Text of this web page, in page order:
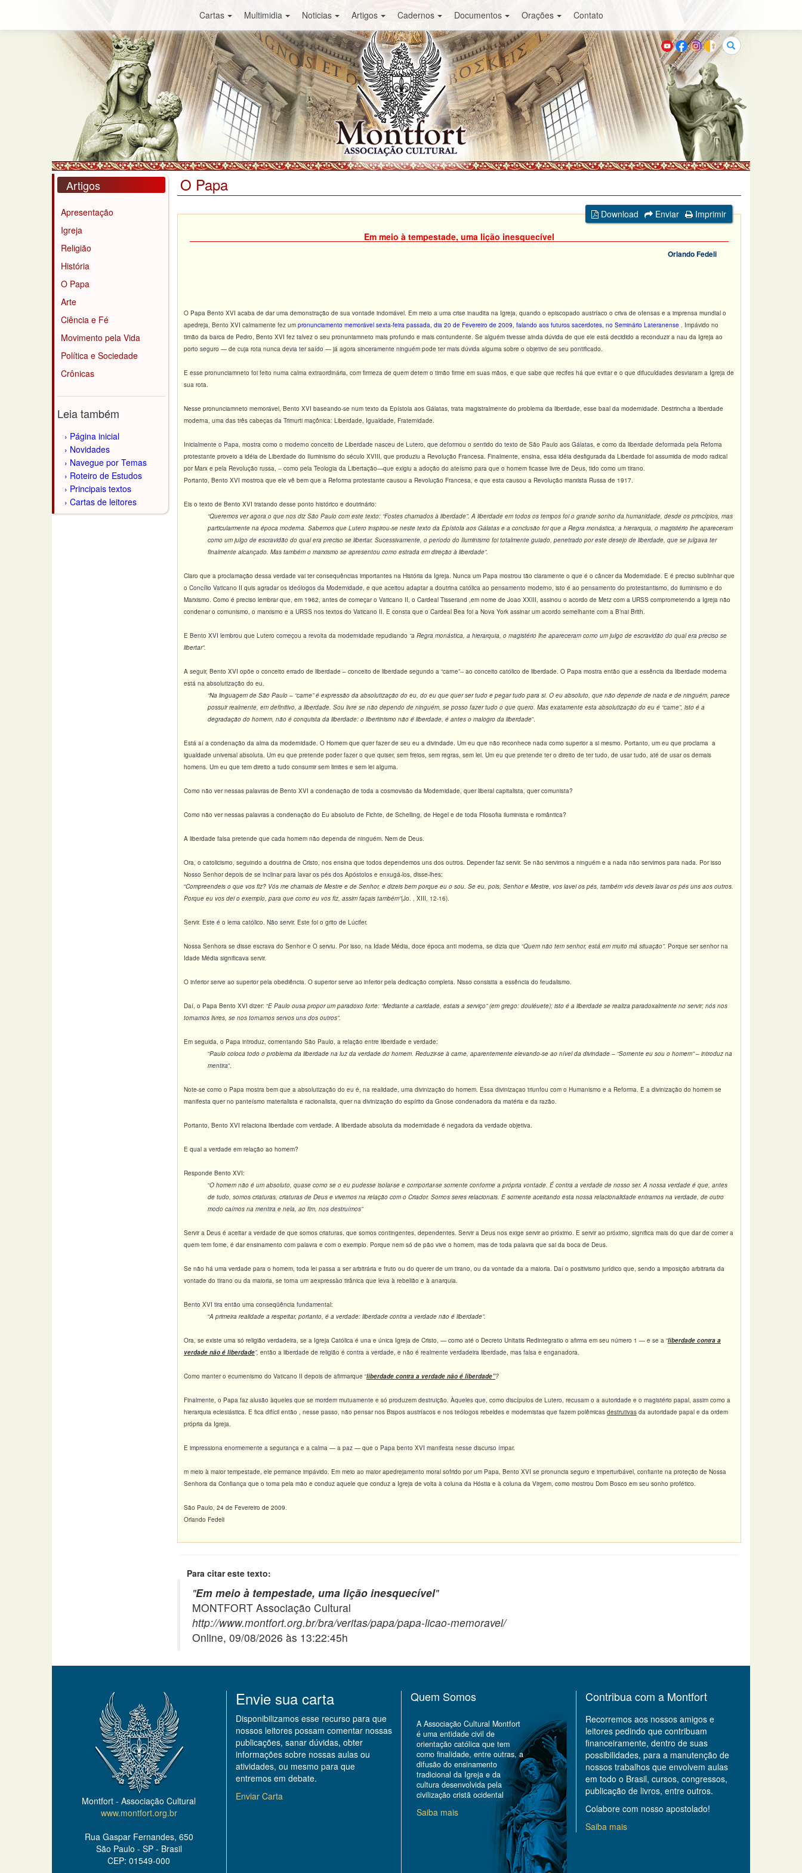
Cartas Multimidia Noticias Artigos Cadernos Documentos Orações Contato
Buscar
Artigos
Apresentação
Igreja
Religião
História
O Papa
Arte
Ciência e Fé
Movimento pela Vida
Política e Sociedade
Crônicas
Leia também
Página inicial
Novidades
Navegue por Temas
Roteiro de Estudos
Principais textos
Cartas de leitores
O Papa
Download Enviar
Imprimir
Em meio à tempestade, uma lição inesquecível
Orlando Fedeli
O Papa Bento XVI acaba de dar uma demonstração de sua vontade indomável. Em meio a uma crise inaudita na Igreja, quando o episcopado austríaco o criva de ofensas e a imprensa mundial o
apedreja, Bento XVI calmamente fez um pronunciamento memorável sexta-feira passada, dia 20 de Fevereiro de 2009, falando aos futuros sacerdotes, no Seminário Lateranense . Impávido no
timão da barca de Pedro, Bento XVI fez talvez o seu pronuniamneto mais profundo e mais contundente. Se alguém tivesse ainda dúvida de que ele está decidido a reconduzir a nau da Igreja ao
porto seguro — de cuja rota nunca devia ter saído — já agora sinceramente ninguém pode ter mais dúvida alguma sobre o objetivo de seu pontificado.
E esse pronunciamneto foi feito numa calma extraordinária, com firmeza de quem detem o timão firme em suas mãos, e que sabe que recifes há que evitar e o que difuculdades desviaram a Igreja de
sua rota.
Nesse pronunciamneto memorável, Bento XVI baseando-se num texto da Epístola aos Gálatas, trata magistralmente do problema da liberdade, esse baal da modernidade. Destrincha a liberdade
moderna, uma das três cabeças da Trimurti maçônica: Liberdade, Igualdade, Fraternidade.
Inicialmente o Papa, mostra como o moderno conceito de Liberdade nasceu de Lutero, que deformou o sentido do texto de São Paulo aos Gálatas, e como da liberdade deformada pela Refoma
protestante proveio a idéia de Liberdade do Iluminismo do século XVIII, que produziu a Revolução Francesa. Finalmente, ensina, essa idéia desfigurada da Liberdade foi assumida de modo radical
por Marx e pela Revolução russa, -- como pela Teologia da Libertação—que exigiu a adoção do ateísmo para que o homem ficasse livre de Deus, tido como um tirano.
Portanto, Bento XVI mostroa que ele vê bem que a Reforma protestante causou a Revolução Francesa, e que esta causou a Revolução marxista Russa de 1917.
Eis o texto de Bento XVI tratando desse ponto histórico e doutrinário:
“Queremos ver agora o que nos diz São Paulo com este texto: “Fostes chamados à liberdade”. A liberdade em todos os tempos foi o grande sonho da humanidade, desde os princípios, mas
particularmente na época moderna. Sabemos que Lutero inspirou-se neste texto da Epístola aos Gálatas e a conclusão foi que a Regra monástica, a hierarquia, o magistério lhe apareceram
como um julgo de escravidão do qual era preciso se libertar. Sucessivamente, o período do Iluminismo foi totalmente guiado, penetrado por este desejo de liberdade, que se julgava ter
finalmente alcançado. Mas também o marxismo se apresentou como estrada em direção à liberdade”.
Claro que a proclamação dessa verdade vai ter consequências importantes na História da Igreja. Nunca um Papa mostrou tão claramente o que é o câncer da Modernidade. E é preciso sublinhar que
o Concílio Vaticano II quis agradar os ideólogos da Modernidade, e que aceitou adaptar a doutrina católica ao pensamento moderno, isto é ao pensamento do protestantismo, do iluminismo e do
Marxismo. Como é preciso lembrar que, em 1962, antes de começar o Vaticano II, o Cardeal Tisserand ,em nome de Joao XXIII, assinou o acordo de Metz com a URSS comprometendo a Igreja não
condenar o comunismo, o marxismo e a URSS nos textos do Vaticano II. E consta que o Cardeal Bea foi a Nova York assinar um acordo semelhante com a B’nai Brith.
E Bento XVI lembrou que Lutero começou a revolta da modernidade repudiando “a Regra monástica, a hierarquia, o magistério lhe apareceram como um julgo de escravidão do qual era preciso se
libertar”.
A seguir, Bento XVI opõe o conceito errado de liberdade – conceito de liberdade segundo a “carne”-- ao conceito católico de liberdade. O Papa mostra então que a essência da liberdade moderna
está na absolutização do eu.
“Na linguagem de São Paulo – “carne” é expressão da absolutização do eu, do eu que quer ser tudo e pegar tudo para si. O eu absoluto, que não depende de nada e de ninguém, parece
possuir realmente, em definitivo, a liberdade. Sou livre se não dependo de ninguém, se posso fazer tudo o que quero. Mas exatamente esta absolutização do eu é “carne”, isto é a
degradação do homem, não é conquista da liberdade: o libertinismo não é liberdade, é antes o malogro da liberdade”.
Está aí a condenação da alma da modernidade. O Homem que quer fazer de seu eu a divindade. Um eu que não reconhece nada como superior a si mesmo. Portanto, um eu que proclama a
igualdade universal absoluta. Um eu que pretende poder fazer o que quiser, sem freios, sem regras, sem lei. Um eu que pretende ter o direito de ter tudo, de usar tudo, até de usar os demais
homens. Um eu que tem direito a tudo consumir sem limites e sem lei alguma.
Como não ver nessas palavras de Bento XVI a condenação de toda a cosmovisão da Modernidade, quer liberal capitalista, quer comunista?
Como não ver nessas palavras a condenação do Eu absoluto de Fichte, de Schelling, de Hegel e de toda Filosofia iluminista e romântica?
A liberdade falsa pretende que cada homem não dependa de ninguém. Nem de Deus.
Ora, o catolicismo, seguindo a doutrina de Cristo, nos ensina que todos dependemos uns dos outros. Depender faz servir. Se não servimos a ninguém e a nada não servimos para nada. Por isso
Nosso Senhor depois de se inclinar para lavar os pés dos Apóstolos e enxugá-los, disse-lhes:
“Compreendeis o que vos fiz? Vós me chamais de Mestre e de Senhor, e dizeis bem porque eu o sou. Se eu, pois, Senhor e Mestre, vos lavei os pés, também vós deveis lavar os pés uns aos outros.
Porque eu vos dei o exemplo, para que como eu vos fiz, assim façais também”(Jo. , XIII, 12-16).
Servir. Este é o lema católico. Não servir. Este foi o grito de Lúcifer.
Nossa Senhora se disse escrava do Senhor e O serviu. Por isso, na Idade Média, doce época anti moderna, se dizia que “Quem não tem senhor, está em muito má situação”. Porque ser senhor na
Idade Média significava servir.
O inferior serve ao superior pela obediência. O superior serve ao inferior pela dedicação completa. Nisso consistia a essência do feudalismo.
Daí, o Papa Bento XVI dizer: “E Paulo ousa propor um paradoxo forte: “Mediante a caridade, estais a serviço” (em grego: douléuete); isto é a liberdade se realiza paradoxalmente no servir; nós nos
tornamos livres, se nos tornamos servos uns dos outros”.
Em seguida, o Papa introduz, comentando São Paulo, a relação entre liberdade e verdade:
“Paulo coloca todo o problema da liberdade na luz da verdade do homem. Reduzir-se à carne, aparentemente elevando-se ao nível da divindade – “Somente eu sou o homem” – introduz na
mentira”.
Note-se como o Papa mostra bem que a absolutização do eu é, na realidade, uma divinização do homem. Essa divinizaçao triunfou com o Humanismo e a Reforma. E a divinização do homem se
manifesta quer no panteísmo materialista e racionalista, quer na divinização do espírito da Gnose condenadora da matéria e da razão.
Portanto, Bento XVI relaciona liberdade com verdade. A liberdade absoluta da modernidade é negadora da verdade objetiva.
E qual a verdade em relação ao homem?
Responde Bento XVI:
“O homem não é um absoluto, quase como se o eu pudesse isolar-se e comportar-se somente conforme a própria vontade. É contra a verdade de nosso ser. A nossa verdade é que, antes
de tudo, somos criaturas, criaturas de Deus e vivemos na relação com o Criador. Somos seres relacionais. E somente aceitando esta nossa relacionalidade entramos na verdade, de outro
modo caímos na mentira e nela, ao fim, nos destruímos”
Servir a Deus é aceitar a verdade de que somos criaturas, que somos contingentes, dependentes. Servir a Deus nos exige servir ao próximo. E servir ao próximo, significa mais do que dar de comer a
quem tem fome, é dar ensinamento com palavra e com o exemplo. Porque nem só de pão vive o homem, mas de toda palavra que sai da boca de Deus.
Se não há uma verdade para o homem, toda lei passa a ser arbitrária e fruto ou do querer de um tirano, ou da vontade da a maioria. Daí o positivismo jurídico que, sendo a imposição arbitraria da
vontade do tirano ou da maioria, se torna um aexpressào tirânica que leva à rebelião e à anarquia.
Bento XVI tira então uma conseqüência fundamental:
“A primeira realidade a respeitar, portanto, é a verdade: liberdade contra a verdade não é liberdade”.
Ora, se existe uma só religião verdadeira, se a Igreja Católica é una e única Igreja de Cristo, — como até o Decreto Unitatis Redintegratio o afirma em seu número 1 — e se a “liberdade contra a
verdade não é liberdade”, então a liberdade de religião é contra a verdade, e não é realmente verdadeira liberdade, mas falsa e enganadora.
Como manter o ecumenismo do Vaticano II depois de afirmarque “liberdade contra a verdade não é liberdade”?
Finalmente, o Papa faz alusão àqueles que se mordem mutuamente e só produzem destruição. Àqueles que, como discípulos de Lutero, recusam o a autoridade e o magistério papal, assim como a
hierarquia eclesiástica. E fica difícil então , nesse passo, não pensar nos Bispos austríacos e nos teólogos rebeldes e modernistas que fazem polêmicas destrutivas da autoridade papal e da ordem
própria da Igreja.
E impressiona enormemente a segurança e a calma — a paz — que o Papa bento XVI manifesta nesse discurso ímpar.
m meio à maior tempestade, ele permance impávido. Em meio ao maior apedrejamento moral sofrido por um Papa, Bento XVI se pronuncia seguro e imperturbável, confiante na proteção de Nossa
Senhora da Confiança que o toma pela mão e conduz aquele que conduz a Igreja de volta à coluna da Hóstia e à coluna da Virgem, como mostrou Dom Bosco em seu sonho profético.
São Paulo, 24 de Fevereiro de 2009.
Orlando Fedeli
Para citar este texto:
"Em meio à tempestade, uma lição inesquecível"
MONTFORT Associação Cultural
http://www.montfort.org.br/bra/veritas/papa/papa-licao-memoravel/
Online, 09/08/2026 às 13:22:45h
Montfort - Associação Cultural
www.montfort.org.br
Rua Gaspar Fernandes, 650
São Paulo - SP - Brasil
CEP: 01549-000
Envie sua carta
Disponibilizamos esse recurso para que
nossos leitores possam comentar nossas
publicações, sanar dúvidas, obter
informações sobre nossas aulas ou
atividades, ou mesmo para que
entremos em debate.
Enviar Carta
Quem Somos
A Associação Cultural Montfort
é uma entidade civil de
orientação católica que tem
como finalidade, entre outras, a
difusão do ensinamento
tradicional da Igreja e da
cultura desenvolvida pela
civilização cristã ocidental
Saiba mais
Contribua com a Montfort
Recorremos aos nossos amigos e
leitores pedindo que contribuam
financeiramente, dentro de suas
possibilidades, para a manutenção de
nossos trabalhos que envolvem aulas
em todo o Brasil, cursos, congressos,
publicação de livros, entre outros.
Colabore com nosso apostolado!
Saiba mais